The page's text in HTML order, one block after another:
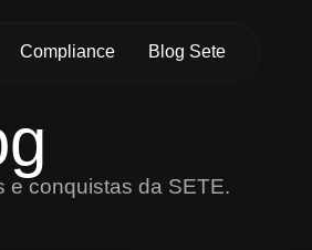
Compliance Blog Sete
e conquistas da SETE.